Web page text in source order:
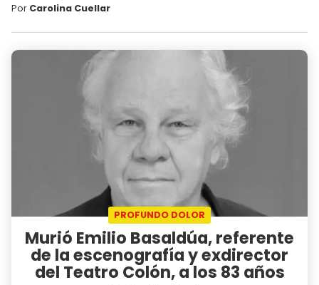
Por Carolina Cuellar
PROFUNDO DOLOR
Murió Emilio Basaldúa, referente
de la escenografía y exdirector
del Teatro Colón, a los 83 años